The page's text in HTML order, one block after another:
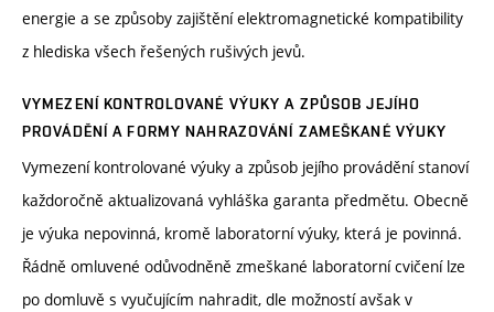
energie a se způsoby zajištění elektromagnetické kompatibility
z hlediska všech řešených rušivých jevů.
VYMEZENÍ KONTROLOVANÉ VÝUKY A ZPŮSOB JEJÍHO
PROVÁDĚNÍ A FORMY NAHRAZOVÁNÍ ZAMEŠKANÉ VÝUKY
Vymezení kontrolované výuky a způsob jejího provádění stanoví
každoročně aktualizovaná vyhláška garanta předmětu. Obecně
je výuka nepovinná, kromě laboratorní výuky, která je povinná.
Řádně omluvené odůvodněně zmeškané laboratorní cvičení lze
po domluvě s vyučujícím nahradit, dle možností avšak v